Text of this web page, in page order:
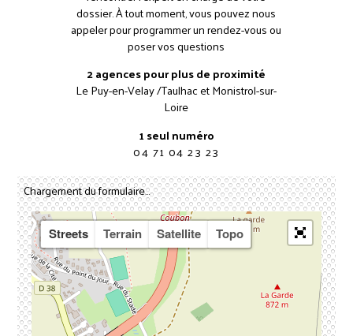
dossier. À tout moment, vous pouvez nous
appeler pour programmer un rendez-vous ou
poser vos questions
2 agences pour plus de proximité
Le Puy-en-Velay /Taulhac et Monistrol-sur-
Loire
1 seul numéro
04 71 04 23 23
Chargement du formulaire...
Streets Terrain Satellite Topo